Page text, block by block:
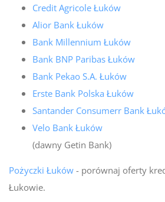
Credit Agricole Łuków
Alior Bank Łuków
Bank Millennium Łuków
Bank BNP Paribas Łuków
Bank Pekao S.A. Łuków
Erste Bank Polska Łuków
Santander Consumerr Bank
Velo Bank Łuków
(dawny Getin Bank)
Pożyczki Łuków- porównaj oferty
Łukowie.